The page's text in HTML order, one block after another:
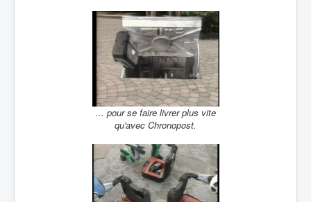
… pour se faire livrer plus vite
qu'avec Chronopost.